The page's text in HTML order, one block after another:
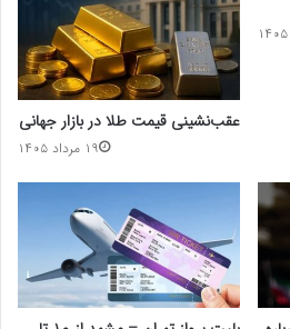
عقب‌نشینی قیمت طلا در بازار جهانی
۱۹ مرداد ۱۴۰۵